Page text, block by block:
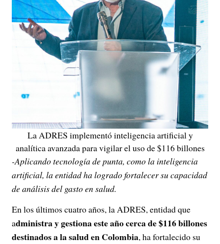
La ADRES implementó inteligencia artificial y
analítica avanzada para vigilar el uso de $116 billones
-Aplicando tecnología de punta, como la inteligencia
artificial, la entidad ha logrado fortalecer su capacidad
de análisis del gasto en salud.
En los últimos cuatro años, la ADRES, entidad que
administra y gestiona este año cerca de $116 billones
destinados a la salud en Colombia, ha fortalecido su